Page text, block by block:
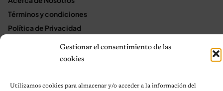
Gestionar el consentimiento de las
cookies
Utilizamos cookies para almacenar y/o acceder a la información del
Términos y condiciones
Política de Privacidad
Política de cookies (UE)
Terms and Conditions